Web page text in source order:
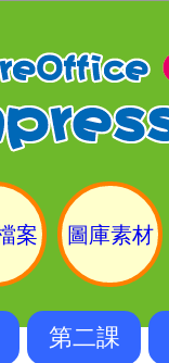
案 圖庫素材
第二課